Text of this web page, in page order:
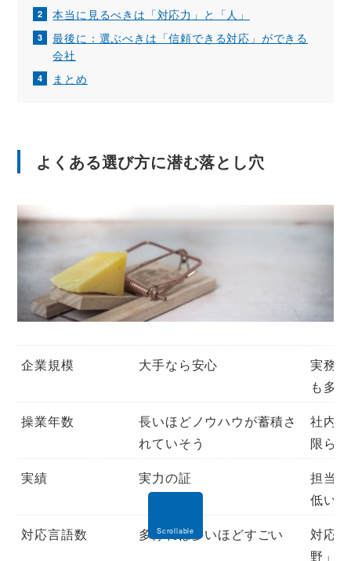
本当に見るべきは「対応力」と「人」
最後に：選ぶべきは「信頼できる対応」ができる
会社
まとめ
よくある選び方に潜む落とし穴
企業規模 大手なら安心
実務
も多
操業年数
長いほどノウハウが蓄積さ
れていそう
社内
限ら
実績
実力の証
担当
低い
対応言語数
多ければ多いほどすごい
対応
野」